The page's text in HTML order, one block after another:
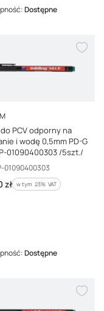
Dostępne
do PCV odporny na
i wodę 0,5mm PD-G
01090400303 /5szt./
01090400303
brutto
zł w tym %s VAT
w tym 23% VAT
Dostępne